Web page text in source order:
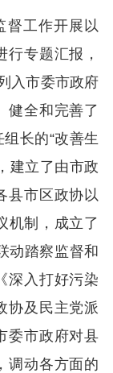
督工作开展以
专题汇报，
入市委市政府
健全和完善了
长的“改善生
建立了由市政
县市区政协以
机制，成立了
动踏察监督和
深入打好污染
协及民主党派
委市政府对县
调动各方面的